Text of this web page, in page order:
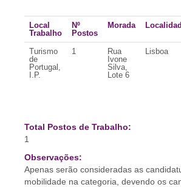
Local
Trabalho
Nº
Postos
Morada
Turismo
de
Portugal,
I.P.
1
Rua
Ivone
Silva,
Lote 6
Lisboa
Total Postos de Trabalho:
1
Observações:
Apenas serão consideradas as
mobilidade na categoria, devendo os